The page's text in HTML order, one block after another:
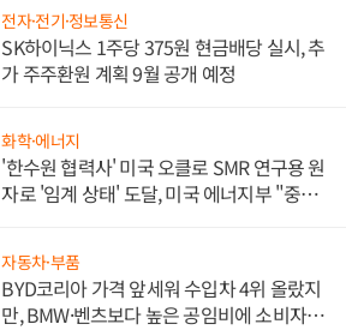
전자·전기·정보통신
SK하이닉스 1주당 375원 현금배당 실시, 추
가 주주환원 계획 9월 공개 예정
화학·에너지
'한수원 협력사' 미국 오클로 SMR 연구용 원
자로 '임계 상태' 도달, 미국 에너지부 "중요
자동차·부품
BYD코리아 가격 앞세워 수입차 4위 올랐지
만, BMW·벤츠보다 높은 공임비에 소비자